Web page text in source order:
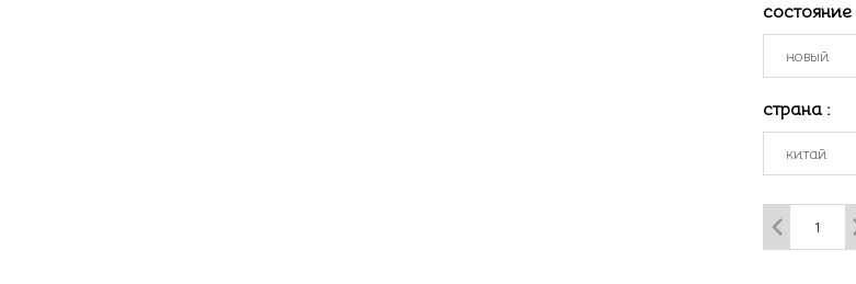
состояние
страна :